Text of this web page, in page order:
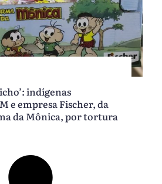
indígenas
e empresa Fischer, da
da Mônica, por tortura